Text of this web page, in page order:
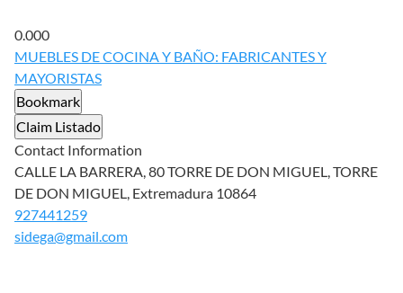
0.000
MUEBLES DE COCINA Y BAÑO: FABRICANTES Y
MAYORISTAS
Bookmark
Claim Listado
Contact Information
CALLE LA BARRERA, 80 TORRE DE DON MIGUEL, TORRE
DE DON MIGUEL, Extremadura 10864
927441259
sidega@gmail.com